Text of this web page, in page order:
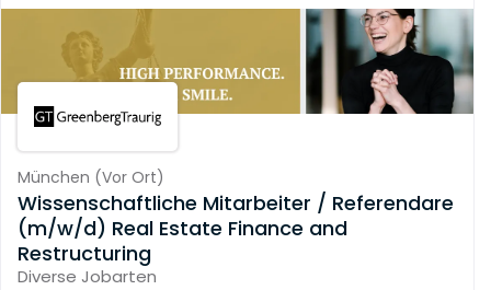
München (Vor Ort)
Wissenschaftliche Mitarbeiter / Referendare
(m/w/d) Real Estate Finance and
Restructuring
Diverse Jobarten